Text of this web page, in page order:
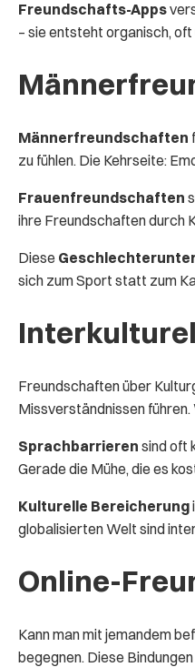
Freundschafts-Apps
– sie entsteht organisch,
Männerfreundschaften
zu fühlen. Die Kehrseite:
Frauenfreundschaften
ihre Freundschaften durch
Diese
sich zum Sport statt zum
Freundschaften über
Missverständnissen führen.
Sprachbarrieren sind oft
Gerade die Mühe, die es
Kulturelle Bereicherung
globalisierten Welt sind
Online-
Kann man mit jemandem
begegnen. Diese